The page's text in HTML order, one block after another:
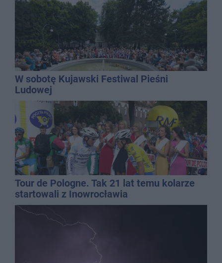
W sobotę Kujawski Festiwal Pieśni
Ludowej
Tour de Pologne. Tak 21 lat temu kolarze
startowali z Inowrocławia